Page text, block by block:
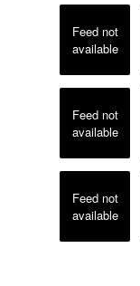
Feed not
available
Feed not
available
Feed not
available